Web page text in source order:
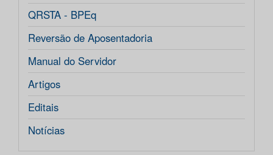
QRSTA - BPEq
Reversão de Aposentadoria
Manual do Servidor
Artigos
Editais
Notícias